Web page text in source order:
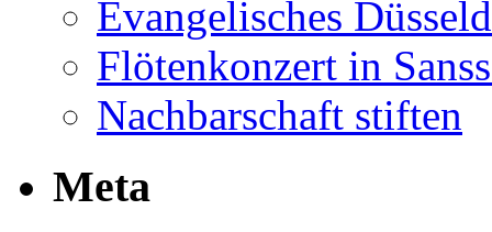
Evangelisches
Flötenkonzert in
Nachbarschaft stiften
Meta